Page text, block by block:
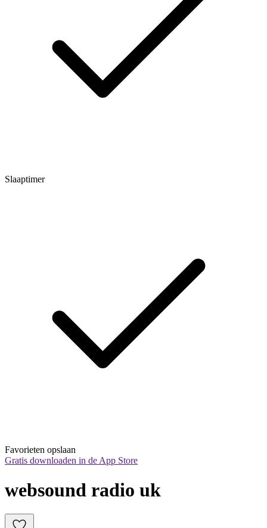
Slaaptimer
Favorieten opslaan
Gratis downloaden in de App Store
websound radio uk